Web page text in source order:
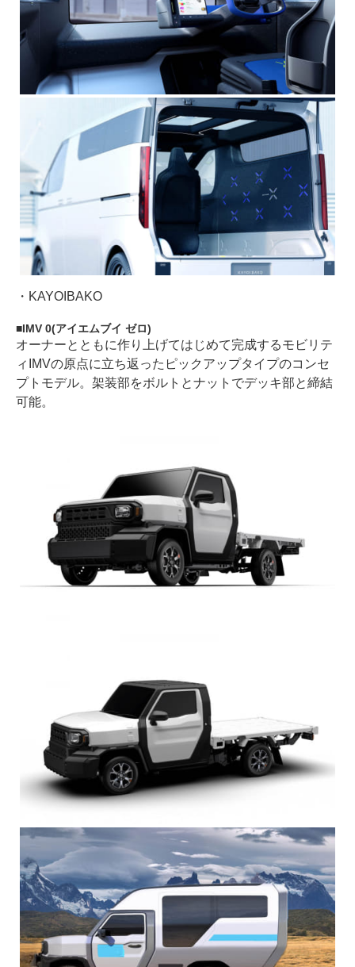
・ KAYOIBAKO
IMV 0(アイエムブイ ゼロ)
オーナーとともに作り上げてはじめて完成するモビリテ
ィIMVの原点に立ち返ったピックアップタイプのコンセ
プトモデル。架装部をボルトとナットでデッキ部と締結
可能。